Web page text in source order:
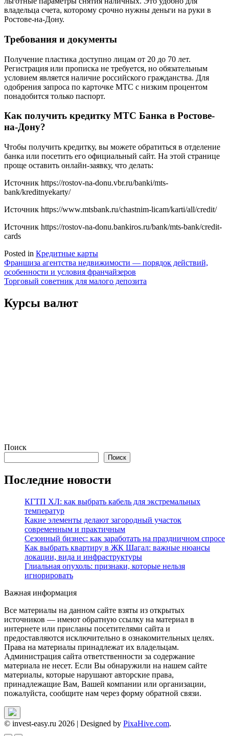
владельца счета, которому срочно нужны деньги на руки в
Ростове-на-Дону.
Требования и документы
Получение пластика доступно лицам от 20 до 70 лет.
Регистрация или прописка не требуется, но обязательным
условием является наличие российского гражданства. Для
одобрения запроса по карточке МТС с низким процентом
понадобится только паспорт.
Как получить кредитку МТС Банка в Ростове-
на-Дону?
Чтобы получить кредитку, вы можете обратиться в отделение
банка или посетить его официальный сайт. На этой странице
проще оставить онлайн-заявку, что делать:
Источник https://rostov-na-donu.vbr.ru/banki/mts-
bank/kreditnyekarty/
Источник https://www.mtsbank.ru/chastnim-licam/karti/all/credit/
Источник https://rostov-na-donu.bankiros.ru/bank/mts-bank/credit-
cards
Posted in Кредитные карты
Навигация
по
Франшиза агентства недвижимости — порядок действий,
особенности и условия франчайзеров
Торговый советник для малого депозита
Курсы валют
Поиск
Поиск
Последние новости
КГТП ХЛ: как выбрать кабель для экстремальных
температур
Какие элементы делают загородный участок
современным и практичным
Сезонный бизнес: как заработать на праздничном спросе
Как выбрать квартиру в ЖК Шагал: важные нюансы
локации, вида и инфраструктуры
Глиальная опухоль: признаки, которые нельзя
игнорировать
Важная информация
Все материалы на данном сайте взяты из открытых
источников — имеют обратную ссылку на материал в
интернете или присланы посетителями сайта и
предоставляются исключительно в ознакомительных целях.
Права на материалы принадлежат их владельцам.
Администрация сайта ответственности за содержание
материала не несет. Если Вы обнаружили на нашем сайте
материалы, которые нарушают авторские права,
принадлежащие Вам, Вашей компании или организации,
пожалуйста, сообщите нам через форму обратной связи.
© invest-easy.ru 2026 | Designed by PixaHive.com.